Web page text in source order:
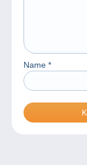
Name *